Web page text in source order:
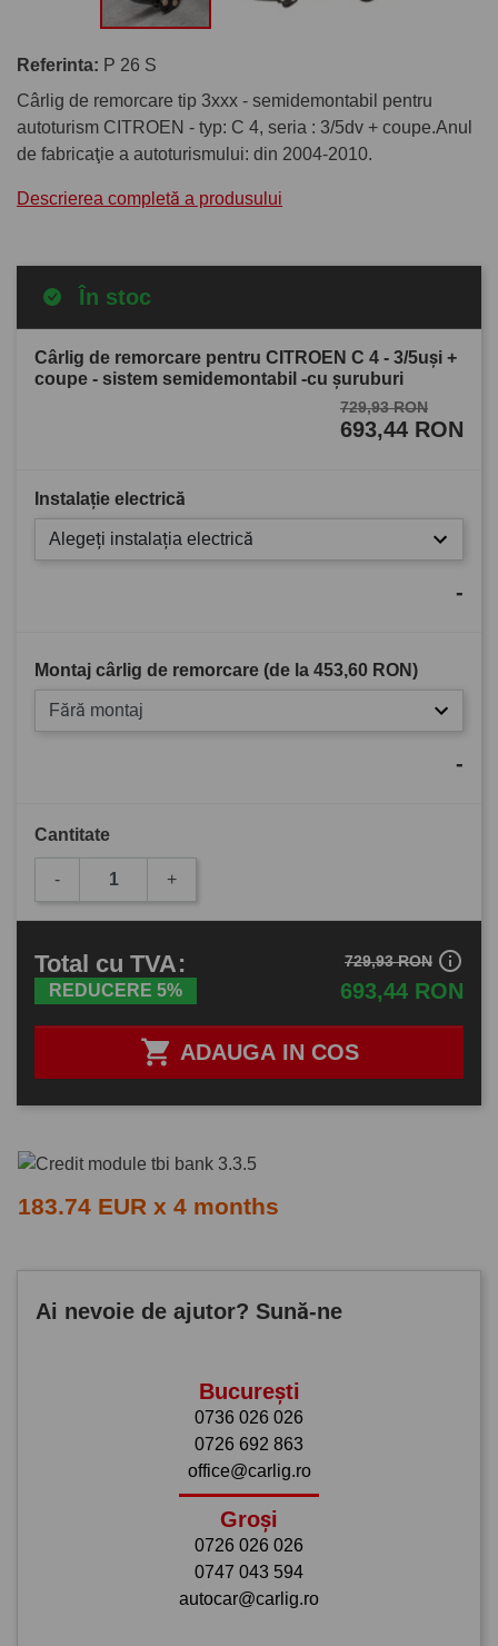
Referinta: P 26 S
Cârlig de remorcare tip 3xxx - semidemontabil pentru
autoturism CITROEN - typ: C 4, seria : 3/5dv + coupe.Anul
de fabricaţie a autoturismului: din 2004-2010.
Descrierea completă a produsului
În stoc
Cârlig de remorcare pentru CITROEN C 4 - 3/5uşi +
coupe - sistem semidemontabil -cu şuruburi
729,93 RON
693,44 RON
Instalație electrică
Alegeți instalația electrică
-
Montaj cârlig de remorcare (de la 453,60 RON)
Fără montaj
-
Cantitate
- +
 ADAUGA IN COS
Total cu TVA:
REDUCERE 5% 693,44 RON
729,93 RON info_outline
183.74 EUR x 4 months
Ai nevoie de ajutor? Sună-ne
București
0736 026 026
0726 692 863
office@carlig.ro
Groși
0726 026 026
0747 043 594
autocar@carlig.ro